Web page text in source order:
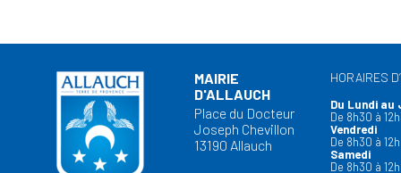
MAIRIE
D'ALLAUCH
Place du Docteur
Joseph Chevillon
13190 Allauch
HORAIRES
Du Lundi au
De 8h30 à
Vendredi
De 8h30 à
Samedi
De 8h30 à 12h